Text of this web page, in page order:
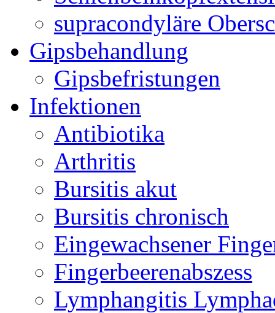
supracondyläre
Gipsbehandlung
Gipsbefristungen
Infektionen
Antibiotika
Arthritis
Bursitis akut
Bursitis chronisch
Eingewachsener
Fingerbeerenabszess
Lymphangitis